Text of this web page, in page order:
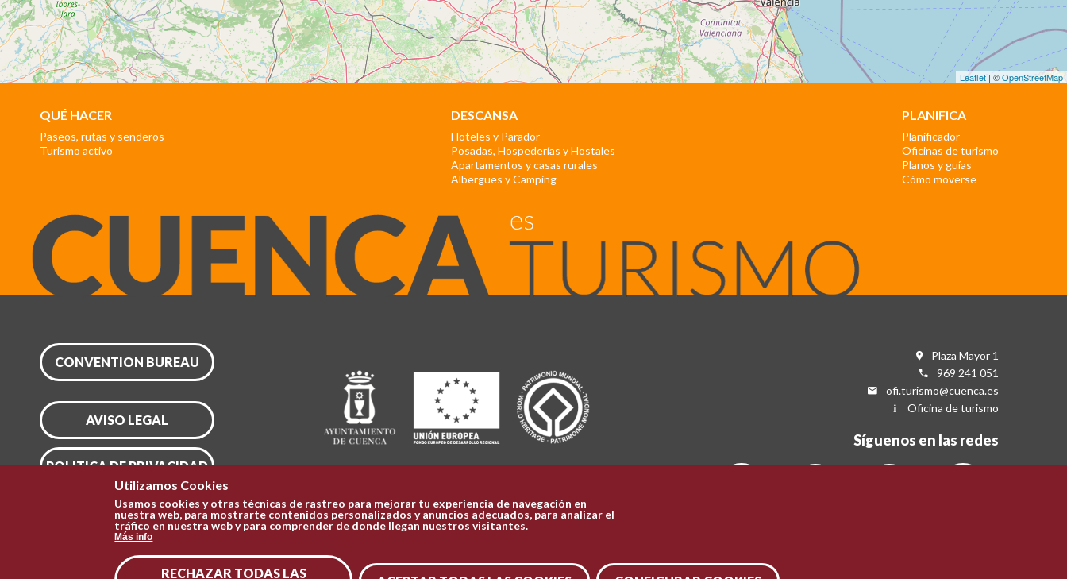
Leaflet | ©OpenStreetMap
QUÉ HACER
Paseos, rutas y senderos
Turismo activo
DESCANSA
Hoteles y Parador
Posadas, Hospederías y Hostales
Apartamentos y casas rurales
Albergues y Camping
PLANIFICA
Planificador
Oficinas de turismo
Planos y guías
Cómo moverse
CONVENTION BUREAU
AVISO LEGAL
POLITICA DE PRIVACIDAD
CONFIGURAR COOKIES
Plaza Mayor 1
969 241 051
ofi.turismo@cuenca.es
Oficina de turismo
Síguenos en las redes
Utilizamos Cookies
Usamos cookies y otras técnicas de rastreo para mejorar tu experiencia de navegación en
nuestra web, para mostrarte contenidos personalizados y anuncios adecuados, para analizar el
tráfico en nuestra web y para comprender de donde llegan nuestros visitantes.
Más info
RECHAZAR TODAS LAS